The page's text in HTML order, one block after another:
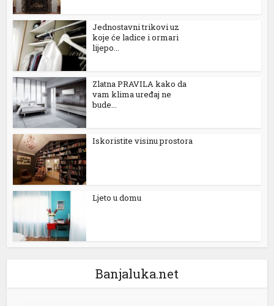
Jednostavni trikovi uz
koje će ladice i ormari
lijepo...
Zlatna PRAVILA kako da
vam klima uređaj ne
bude...
Iskoristite visinu prostora
Ljeto u domu
Banjaluka.net